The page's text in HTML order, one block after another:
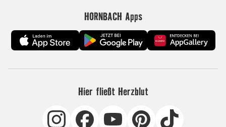
HORNBACH Apps
Hier fließt Herzblut